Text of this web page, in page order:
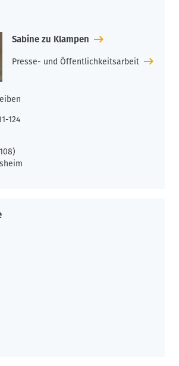
Sabine zu Klampen
Presse- und Öffentlichkeitsarbeit
124